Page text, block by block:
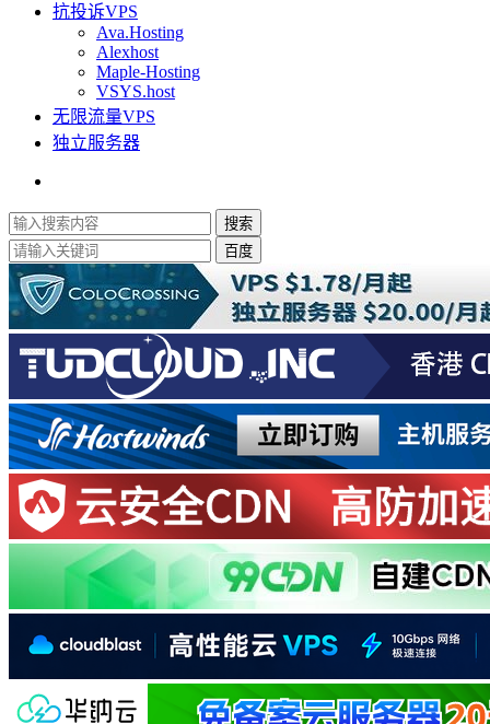
抗投诉VPS
Ava.Hosting
Alexhost
Maple-Hosting
VSYS.host
无限流量VPS
独立服务器